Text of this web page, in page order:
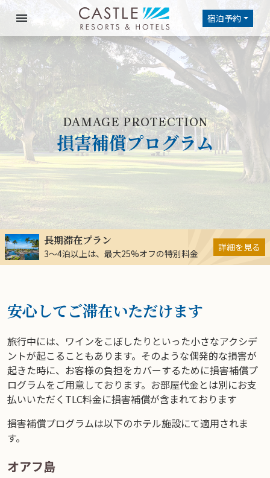
menu 宿泊予約
DAMAGE PROTECTION
損害補償プログラム
長期滞在プラン
3～4泊以上は、最大25%オフの特別料金
詳細を見る
安心してご滞在いただけます
旅行中には、ワインをこぼしたりといった小さなアクシデ
ントが起こることもあります。そのような偶発的な損害が
起きた時に、お客様の負担をカバーするために損害補償プ
ログラムをご用意しております。お部屋代金とは別にお支
払いいただくTLC料金に損害補償が含まれております
損害補償プログラムは以下のホテル施設にて適用されま
す。
オアフ島